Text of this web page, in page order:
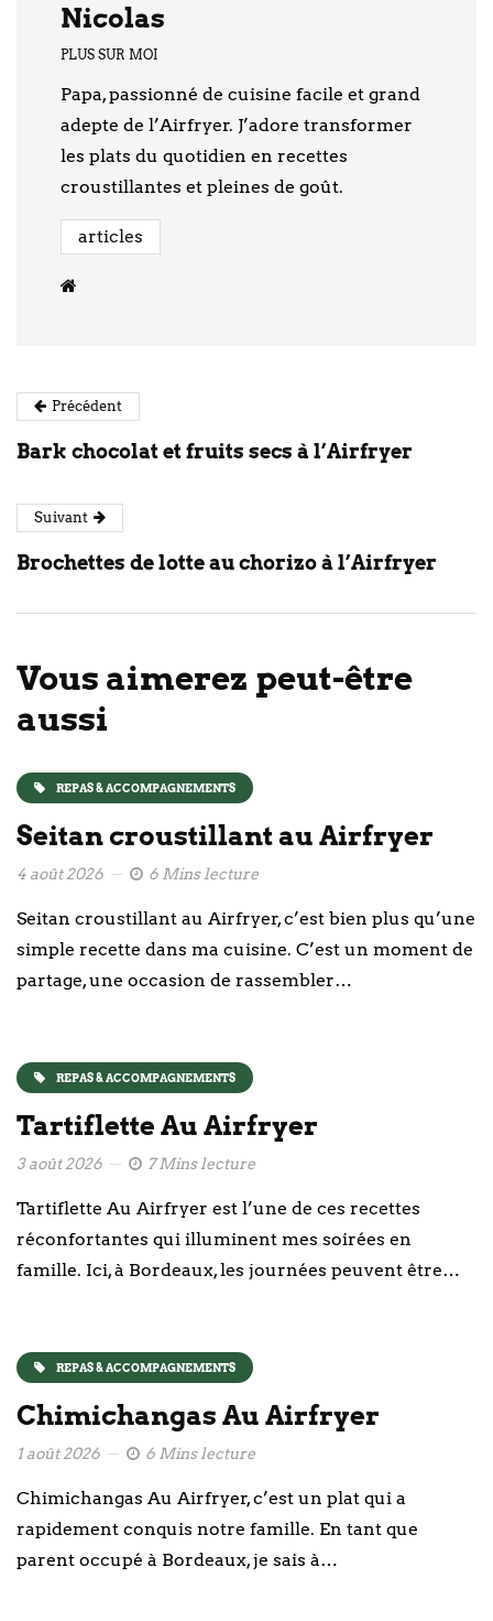
Nicolas
PLUS SUR MOI
Papa, passionné de cuisine facile et grand
adepte de l’Airfryer. J’adore transformer
les plats du quotidien en recettes
croustillantes et pleines de goût.
articles
Précédent
Bark chocolat et fruits secs à l’Airfryer
Suivant
Brochettes de lotte au chorizo à l’Airfryer
Vous aimerez peut-être
aussi
REPAS & ACCOMPAGNEMENTS
Seitan croustillant au Airfryer
4 août 2026 6 Mins lecture
Seitan croustillant au Airfryer, c’est bien plus qu’une
simple recette dans ma cuisine. C’est un moment de
partage, une occasion de rassembler…
REPAS & ACCOMPAGNEMENTS
Tartiflette Au Airfryer
3 août 2026 7 Mins lecture
Tartiflette Au Airfryer est l’une de ces recettes
réconfortantes qui illuminent mes soirées en
famille. Ici, à Bordeaux, les journées peuvent être…
REPAS & ACCOMPAGNEMENTS
Chimichangas Au Airfryer
1 août 2026 6 Mins lecture
Chimichangas Au Airfryer, c’est un plat qui a
rapidement conquis notre famille. En tant que
parent occupé à Bordeaux, je sais à…